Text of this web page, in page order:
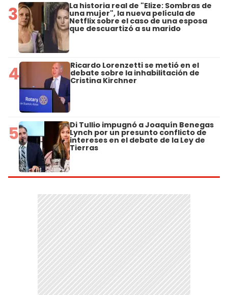
3 La historia real de "Elize: Sombras de
una mujer", la nueva película de
Netflix sobre el caso de una esposa
que descuartizó a su marido
4 Ricardo Lorenzetti se metió en el
debate sobre la inhabilitación de
Cristina Kirchner
5 Di Tullio impugnó a Joaquín Benegas
Lynch por un presunto conflicto de
intereses en el debate de la Ley de
Tierras